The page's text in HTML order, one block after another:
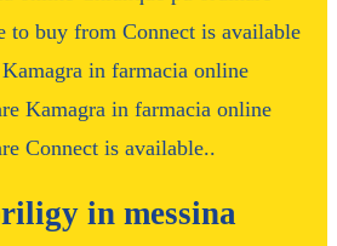
to buy from Connect is available
in farmacia online
Kamagra in farmacia online
Connect is available..
in messina